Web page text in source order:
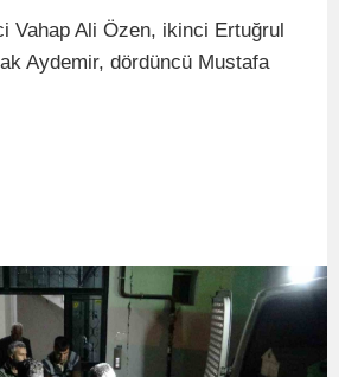
Vahap Ali Özen, ikinci Ertuğrul
Aydemir, dördüncü Mustafa